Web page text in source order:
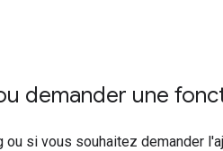
demander une
ou si vous souhaitez demander